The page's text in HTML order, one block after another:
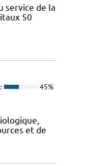
service de la
50
45%
et de